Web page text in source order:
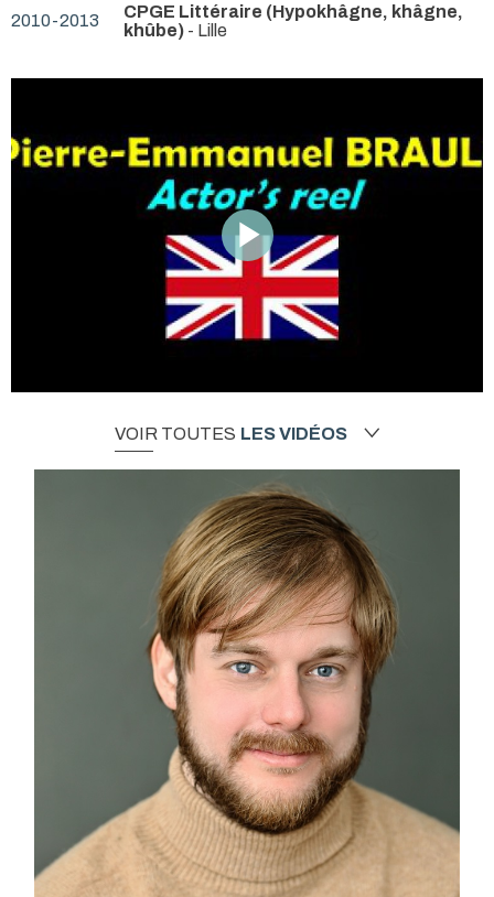
VOIR TOUTES LES VIDÉOS
2010-2013
CPGE Littéraire (Hypokhâgne, khâgne,
khûbe) - Lille